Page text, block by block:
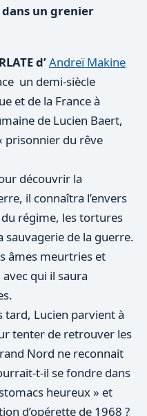
un grenier
d’Andreï Makine
un demi-siècle
et de la France à
de Lucien Baert,
prisonnier du rêve
découvrir la
il connaîtra l’envers
régime, les tortures
sauvagerie de la guerre.
âmes meurtries et
avec qui il saura
tard, Lucien parvient à
tenter de retrouver les
Nord ne reconnait
t-il se fondre dans
heureux » et
d’opérette de 1968 ?